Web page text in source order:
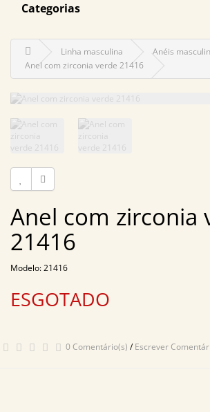
Categorias
Linha masculina
Anéis
Anel com zirconia verde 21416
Anel com zirconia
21416
Modelo: 21416
ESGOTADO
0 Comentário(s) /Escrever